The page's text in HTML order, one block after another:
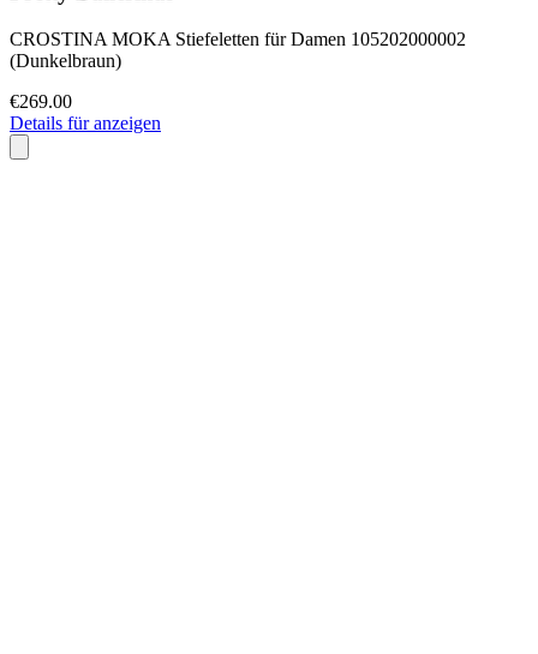
CROSTINA MOKA Stiefeletten für Damen 105202000002
(Dunkelbraun)
€269.00
Details für anzeigen